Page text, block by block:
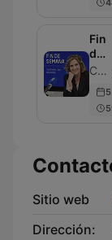
Fin
de
COPE - Episodio 20
Sitio web
Dirección: